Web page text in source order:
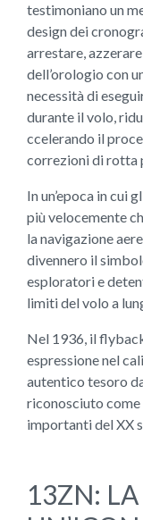
testimoniano un
design dei
arrestare,
dell’orologio con
necessità di
durante il volo,
ccelerando il
correzioni di rotta
In un’epoca in cui
più velocemente
la navigazione
divennero il
esploratori e
limiti del volo a
Nel 1936, il
espressione nel
autentico tesoro
riconosciuto
importanti del XX
13ZN: